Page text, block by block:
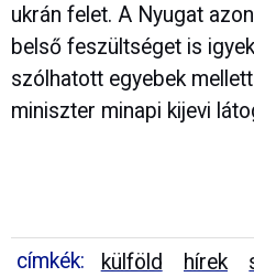
ukrán felet. A Nyugat
belső feszültséget is
szólhatott egyebek
miniszter minapi kijevi
címkék: külföld hírek